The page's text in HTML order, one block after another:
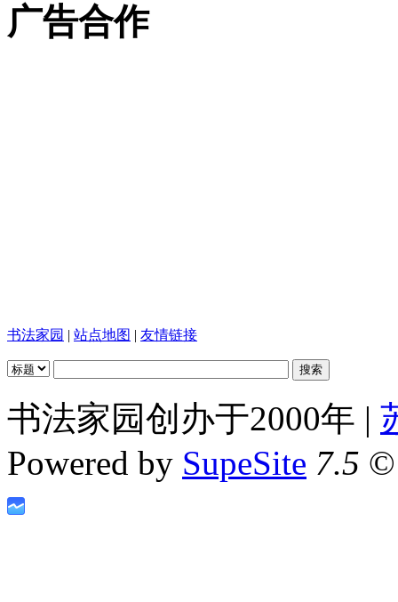
广告合作
书法家园 | 站点地图 | 友情链接
书法家园创办于2000年 |
Powered by SupeSite 7.5 ©